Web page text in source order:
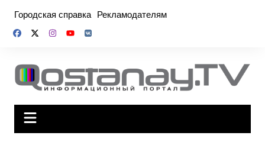
содержимому
Городская справка Рекламодателям